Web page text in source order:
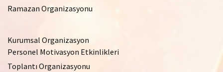
Ramazan Organizasyonu
Kurumsal Organizasyon
Personel Motivasyon Etkinlikleri
Toplantı Organizasyonu